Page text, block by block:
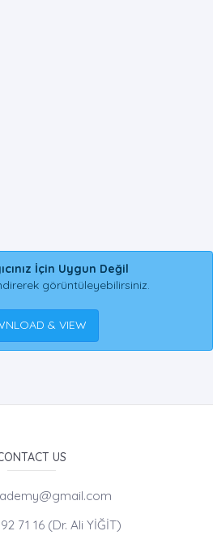
İçin Uygun Değil
görüntüleyebilirsiniz.
& VIEW
US
71 16 (Dr. Ali YİĞİT)